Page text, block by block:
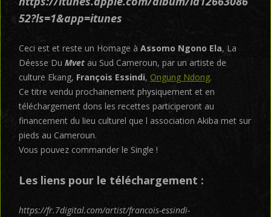
52?ls=1&app=itunes
Ceci est et reste un Homage à Assomo Ngono Ela, La
Déesse Du Mvet au Sud Cameroun, par un artiste de
culture Ekang, François Essindi, Ongung Ndong.
Ce titre vendu prochainement physiquement et en
téléchargement dons les recettes participeront au
financement du lieu culturel que l association Akiba met sur
pieds au Cameroun.
Vous pouvez commander le Single !
Les liens pour le téléchargement :
https://fr.7digital.com/artist/francois-essindi-